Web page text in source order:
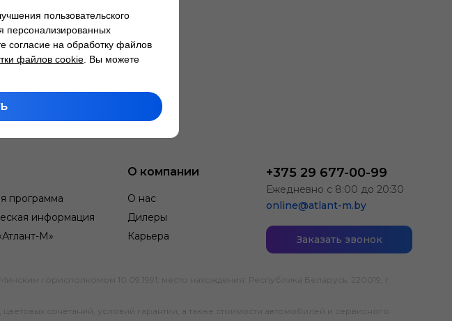
программа
информация
М»
О компании
О нас
Дилеры
Карьера
+375 29 677-00-99
Ежедневно с 8:00 до 20:30
online@atlant-m.by
Заказать звонок
горисполкомом 10.09.1991; место нахождения: Республика Беларусь, 220019, г.
сочетаний, условий гарантии, а также стоимости автомобилей и сервисного
пользовательского
персонализированных
согласие на обработку файлов
файлов cookie . Вы можете